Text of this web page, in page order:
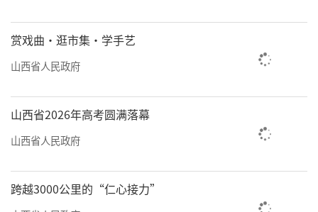
赏戏曲·逛市集·学手艺
山西省人民政府
山西省2026年高考圆满落幕
山西省人民政府
跨越3000公里的“仁心接力”